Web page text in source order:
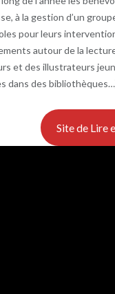
à la gestion d’un
pour leurs
autour de la
et des illustrateurs
dans des
Site de Lire